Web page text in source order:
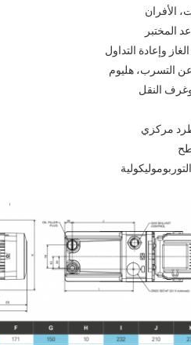
الأفران
المختبر
وإعادة التداول
التسرب، هليوم
النقل
مركزي